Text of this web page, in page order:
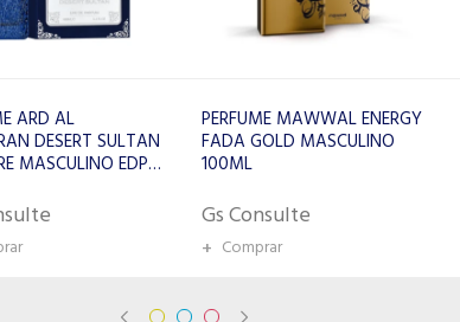
MAWWAL ENERGY
MASCULINO
PERFUME MAWWAL
FANTASY RAIF EDP
Gs Consulte
+ Comprar